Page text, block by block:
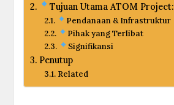
Tujuan Utama ATOM Project:
Pendanaan & Infrastruktur
Pihak yang Terlibat
Signifikansi
Penutup
Related